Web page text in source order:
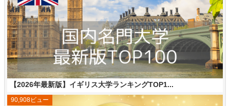
【2026年最新版】イギリス大学ランキングTOP1...
90,908ビュー